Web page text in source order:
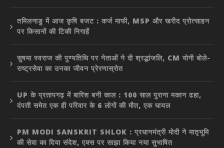
तमिलनाडु में आज कृषि बजट : कर्ज माफी, MSP और खरीद प्रोत्साहन
पर किसानों की टिकी निगाहें
सुषमा स्वराज की पुण्यतिथि पर नेताओं ने दी श्रद्धांजलि, CM योगी बोले-
राष्ट्रसेवा का उनका जीवन प्रेरणास्रोत
UP के प्रतापगढ़ में बारिश बनी काल : 100 साल पुराना मकान ढहा,
दंपती समेत एक ही परिवार के 6 लोगों की मौत, एक घायल
PM MODI SANSKRIT SHLOK : प्रधानमंत्री मोदी ने मातृभूमि
की सेवा का दिया संदेश, एक्स पर साझा किया नया सुभाषित